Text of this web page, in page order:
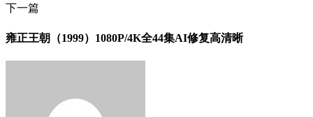
下一篇
雍正王朝（1999）1080P/4K全44集AI修复高清晰